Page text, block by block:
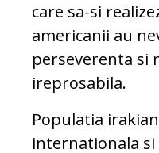
care sa-si
americanii au
perseverenta si
ireprosabila.
Populatia
internationala